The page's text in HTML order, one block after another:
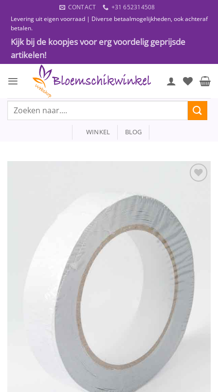
naar
inhoud
CONTACT
+31 652314508
Levering uit eigen voorraad | Diverse betaalmogelijkheden, ook achteraf
betalen.
Kijk bij de koopjes voor erg voordelig geprijsde
artikelen!
Zoeken
WINKEL BLOG